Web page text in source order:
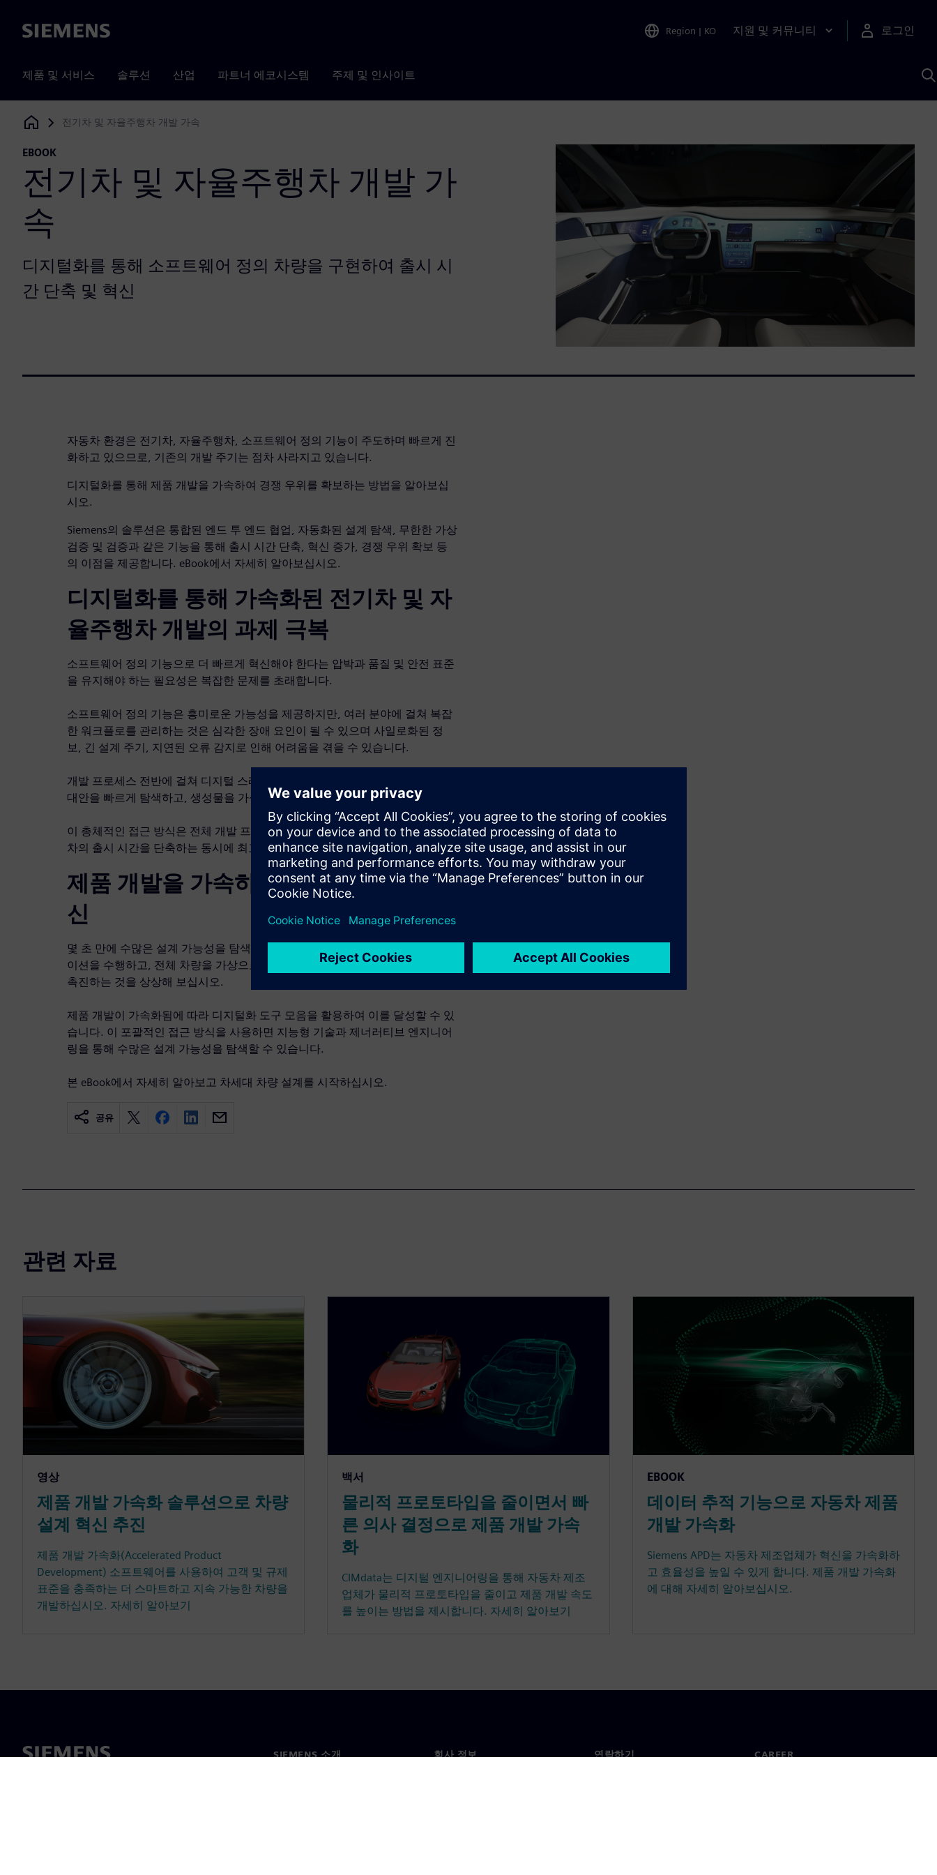
Siemens Region | KO 지원 및 커뮤니티 로그인
제품 및 서비스 솔루션 산업 파트너 에코시스템 주제 및 인사이트
Siemens Digital Industries Software
전기차 및 자율주행차 개발 가속
EBOOK
전기차 및 자율주행차 개발 가
속
디지털화를 통해 소프트웨어 정의 차량을 구현하여 출시 시
간 단축 및 혁신
자동차 환경은 전기차, 자율주행차, 소프트웨어 정의 기능이 주도하며 빠르게 진
화하고 있으므로, 기존의 개발 주기는 점차 사라지고 있습니다.
디지털화를 통해 제품 개발을 가속하여 경쟁 우위를 확보하는 방법을 알아보십
시오.
Siemens의 솔루션은 통합된 엔드 투 엔드 협업, 자동화된 설계 탐색, 무한한 가상
검증 및 검증과 같은 기능을 통해 출시 시간 단축, 혁신 증가, 경쟁 우위 확보 등
의 이점을 제공합니다. eBook에서 자세히 알아보십시오.
디지털화를 통해 가속화된 전기차 및 자
율주행차 개발의 과제 극복
소프트웨어 정의 기능으로 더 빠르게 혁신해야 한다는 압박과 품질 및 안전 표준
을 유지해야 하는 필요성은 복잡한 문제를 초래합니다.
소프트웨어 정의 기능은 흥미로운 가능성을 제공하지만, 여러 분야에 걸쳐 복잡
한 워크플로를 관리하는 것은 심각한 장애 요인이 될 수 있으며 사일로화된 정
보, 긴 설계 주기, 지연된 오류 감지로 인해 어려움을 겪을 수 있습니다.
개발 프로세스 전반에 걸쳐 디지털 스레드를 구현하면 원활하게 협업하고, 설계
대안을 빠르게 탐색하고, 생성물을 가상으로 검증할 수 있습니다.
이 총체적인 접근 방식은 전체 개발 프로세스를 간소화하여 전기차 및 자율주행
차의 출시 시간을 단축하는 동시에 최고의 품질 표준을 유지합니다.
제품 개발을 가속하여 개발 프로세스 혁
신
몇 초 만에 수많은 설계 가능성을 탐색하고, 여러 분야에 걸쳐 포괄적인 시뮬레
이션을 수행하고, 전체 차량을 가상으로 검증하는 동시에 팀 간의 원활한 협업을
촉진하는 것을 상상해 보십시오.
제품 개발이 가속화됨에 따라 디지털화 도구 모음을 활용하여 이를 달성할 수 있
습니다. 이 포괄적인 접근 방식을 사용하면 지능형 기술과 제너러티브 엔지니어
링을 통해 수많은 설계 가능성을 탐색할 수 있습니다.
본 eBook에서 자세히 알아보고 차세대 차량 설계를 시작하십시오.
공유
관련 자료
영상
제품 개발 가속화 솔루션으로 차량
설계 혁신 추진
제품 개발 가속화(Accelerated Product
Development) 소프트웨어를 사용하여 고객 및 규제
표준을 충족하는 더 스마트하고 지속 가능한 차량을
개발하십시오. 자세히 알아보기
백서
물리적 프로토타입을 줄이면서 빠
른 의사 결정으로 제품 개발 가속
화
CIMdata는 디지털 엔지니어링을 통해 자동차 제조
업체가 물리적 프로토타입을 줄이고 제품 개발 속도
를 높이는 방법을 제시합니다. 자세히 알아보기
EBOOK
데이터 추적 기능으로 자동차 제품
개발 가속화
Siemens APD는 자동차 제조업체가 혁신을 가속화하
고 효율성을 높일 수 있게 합니다. 제품 개발 가속화
에 대해 자세히 알아보십시오.
SIEMENS 소개 회사 정보 연락하기 CAREER